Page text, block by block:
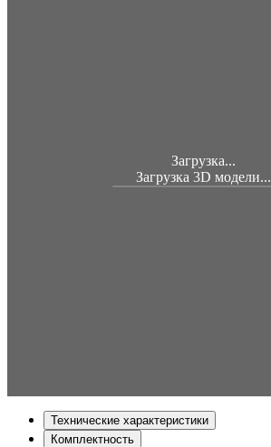
Загрузка...
Загрузка 3D модели...
Технические характеристики
Комплектность